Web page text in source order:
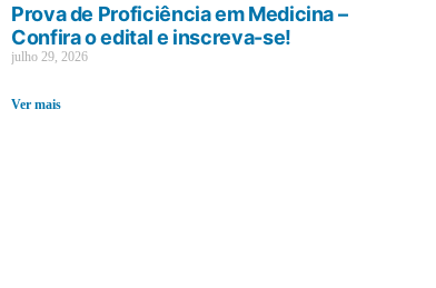
Prova de Proficiência em Medicina –
Confira o edital e inscreva-se!
julho 29, 2026
Ver mais